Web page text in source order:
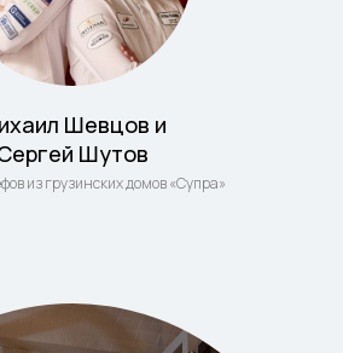
Шевцов и
Шутов
из грузинских домов «Супра»